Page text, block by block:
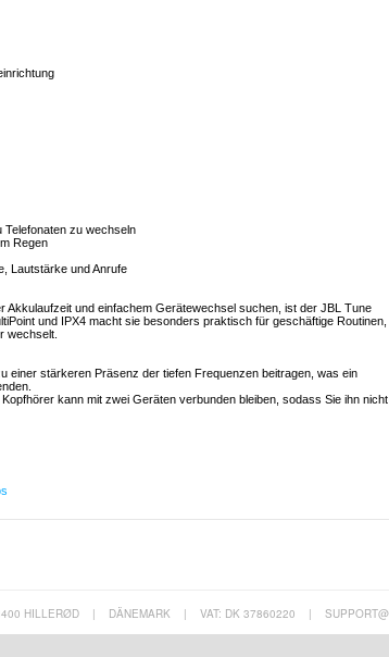
Telefonaten zu wechseln
Regen
Lautstärke und Anrufe
und einfachem Gerätewechsel suchen, ist der JBL Tune
und IPX4 macht sie besonders praktisch für geschäftige Routinen,
wechselt.
einer stärkeren Präsenz der tiefen Frequenzen beitragen, was ein
kann mit zwei Geräten verbunden bleiben, sodass Sie ihn nicht
HILLERØD | DÄNEMARK | VAT: DK 37860220 |